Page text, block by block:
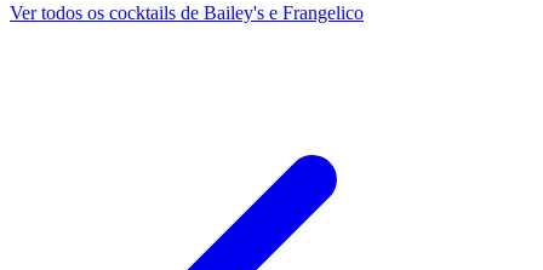
Ver todos os cocktails de Bailey's e Frangelico